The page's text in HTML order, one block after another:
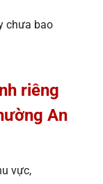
chưa bao
riêng
An
vực,